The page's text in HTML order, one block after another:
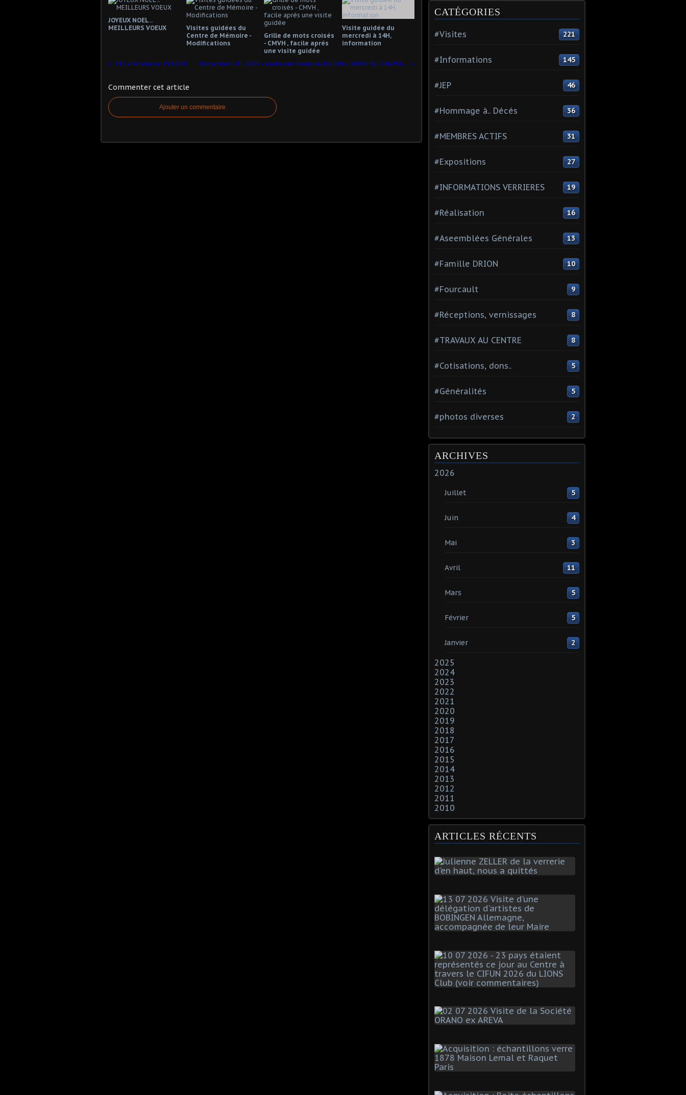
JOYEUX NOEL ..
MEILLEURS VOEUX
Visites guidées du
Centre de Mémoire -
Modifications
Grille de mots croisés
- CMVH , facile aprés
une visite guidée
Visite guidée du
mercredi à 14H,
information
TFI à Aniche ce 29 10 2023... lire texte Dimanche 5 11 2023 - visite des familles DRION - DRION du CHAPOIS - DRION OSCAR - de DORLODOT
Commenter cet article
Ajouter un commentaire
CATÉGORIES
#Visites 221
#Informations 145
#JEP 46
#Hommage à.. Décés 36
#MEMBRES ACTIFS 31
#Expositions 27
#INFORMATIONS VERRIERES 19
#Réalisation 16
#Aseemblées Générales 13
#Famille DRION 10
#Fourcault 9
#Réceptions, vernissages 8
#TRAVAUX AU CENTRE 8
#Cotisations, dons.. 5
#Généralités 5
#photos diverses 2
ARCHIVES
2026
Juillet 5
Juin 4
Mai 3
Avril 11
Mars 5
Février 5
Janvier 2
2025
2024
2023
2022
2021
2020
2019
2018
2017
2016
2015
2014
2013
2012
2011
2010
ARTICLES RÉCENTS